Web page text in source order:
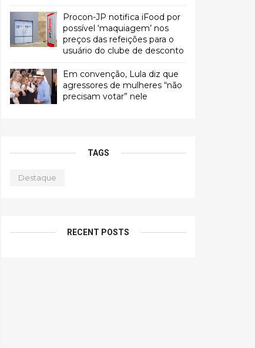
Procon-JP notifica iFood por
possível ‘maquiagem’ nos
preços das refeições para o
usuário do clube de desconto
Em convenção, Lula diz que
agressores de mulheres “não
precisam votar” nele
TAGS
Destaque
RECENT POSTS